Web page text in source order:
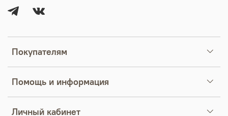
Покупателям
Помощь и информация
Личный кабинет